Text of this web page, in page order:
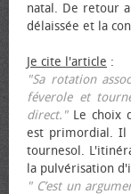
natal. De retour
délaissée et la
Je cite l'article :
"Sa rotation
féverole et
direct."Le choix
est primordial. Il
tournesol.
la pulvérisation
" C’est un